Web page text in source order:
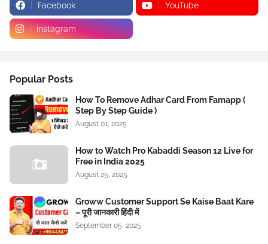
Facebook YouTube
instagram
Popular Posts
How To Remove Adhar Card From Famapp (
Step By Step Guide )
August 01, 2025
How to Watch Pro Kabaddi Season 12 Live for
Free in India 2025
August 25, 2025
Groww Customer Support Se Kaise Baat Kare
– पूरी जानकारी हिंदी में
September 05, 2025